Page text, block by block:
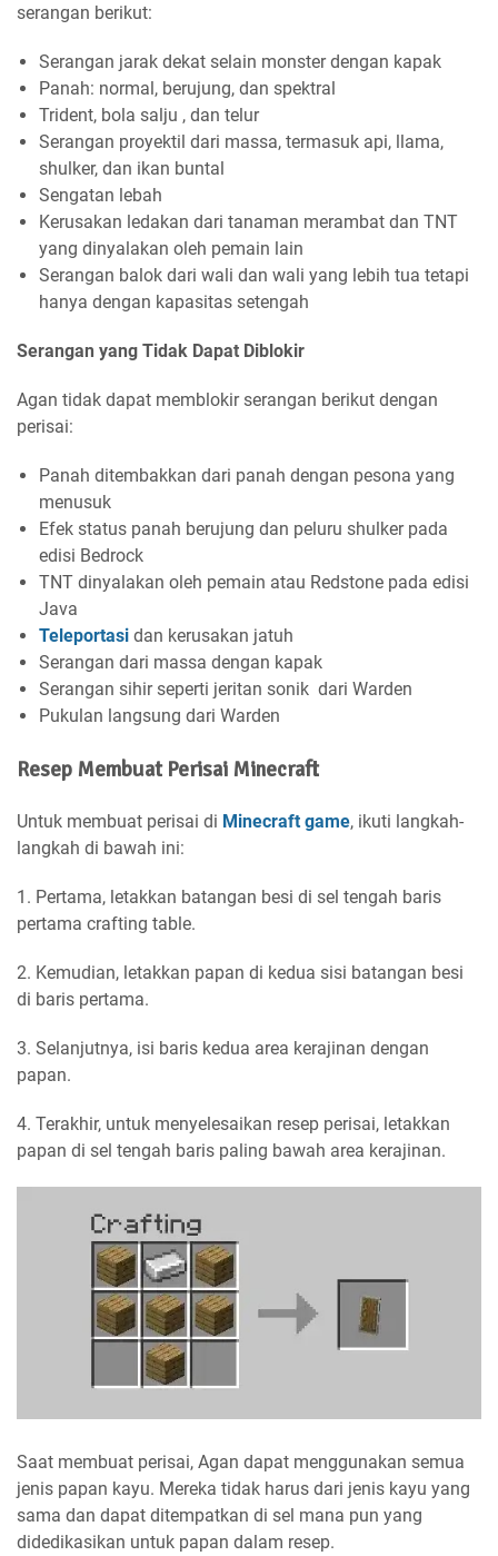
serangan berikut:
Serangan jarak dekat selain monster dengan kapak
Panah: normal, berujung, dan spektral
Trident, bola salju , dan telur
Serangan proyektil dari massa, termasuk api, llama,
shulker, dan ikan buntal
Sengatan lebah
Kerusakan ledakan dari tanaman merambat dan TNT
yang dinyalakan oleh pemain lain
Serangan balok dari wali dan wali yang lebih tua tetapi
hanya dengan kapasitas setengah
Serangan yang Tidak Dapat Diblokir
Agan tidak dapat memblokir serangan berikut dengan
perisai:
Panah ditembakkan dari panah dengan pesona yang
menusuk
Efek status panah berujung dan peluru shulker pada
edisi Bedrock
TNT dinyalakan oleh pemain atau Redstone pada edisi
Java
Teleportasi dan kerusakan jatuh
Serangan dari massa dengan kapak
Serangan sihir seperti jeritan sonik dari Warden
Pukulan langsung dari Warden
Resep Membuat Perisai Minecraft
Untuk membuat perisai di Minecraft game, ikuti langkah-
langkah di bawah ini:
1. Pertama, letakkan batangan besi di sel tengah baris
pertama crafting table.
2. Kemudian, letakkan papan di kedua sisi batangan besi
di baris pertama.
3. Selanjutnya, isi baris kedua area kerajinan dengan
papan.
4. Terakhir, untuk menyelesaikan resep perisai, letakkan
papan di sel tengah baris paling bawah area kerajinan.
Saat membuat perisai, Agan dapat menggunakan semua
jenis papan kayu. Mereka tidak harus dari jenis kayu yang
sama dan dapat ditempatkan di sel mana pun yang
didedikasikan untuk papan dalam resep.